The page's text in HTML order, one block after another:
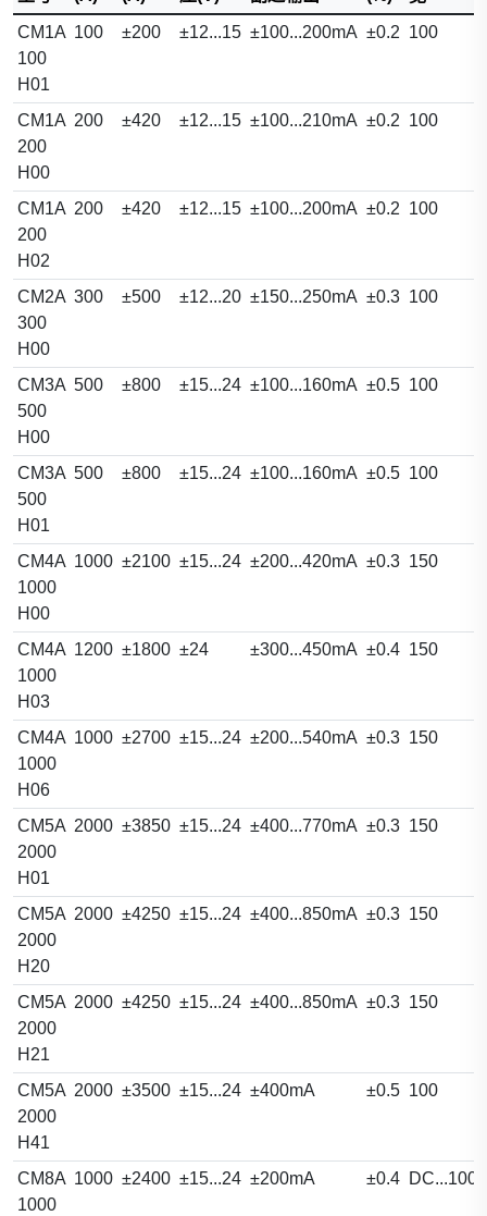
CM1A
100
H01
100 ±200 ±12...15 ±100...200mA ±0.2 100
CM1A
200
H00
200 ±420 ±12...15 ±100...210mA ±0.2 100
CM1A
200
H02
200 ±420 ±12...15 ±100...200mA ±0.2 100
CM2A
300
H00
300 ±500 ±12...20 ±150...250mA ±0.3 100
CM3A
500
H00
500 ±800 ±15...24 ±100...160mA ±0.5 100
CM3A
500
H01
500 ±800 ±15...24 ±100...160mA ±0.5 100
CM4A
1000
H00
1000 ±2100 ±15...24 ±200...420mA ±0.3 150
CM4A
1000
H03
1200 ±1800 ±24 ±300...450mA ±0.4 150
CM4A
1000
H06
1000 ±2700 ±15...24 ±200...540mA ±0.3 150
CM5A
2000
H01
2000 ±3850 ±15...24 ±400...770mA ±0.3 150
CM5A
2000
H20
2000 ±4250 ±15...24 ±400...850mA ±0.3 150
CM5A
2000
H21
2000 ±4250 ±15...24 ±400...850mA ±0.3 150
CM5A
2000
H41
2000 ±3500 ±15...24 ±400mA ±0.5 100
CM8A
1000
1000 ±2400 ±15...24 ±200mA ±0.4 DC...100